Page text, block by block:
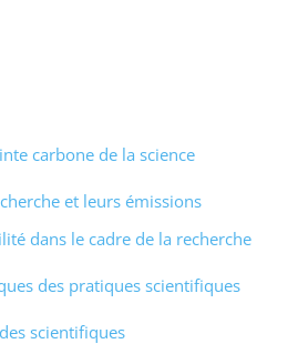
carbone de la science
et leurs émissions
dans le cadre de la recherche
des pratiques scientifiques
scientifiques